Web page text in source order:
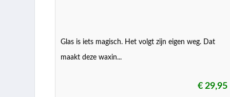
Glas is iets magisch. Het volgt zijn eigen weg. Dat
maakt deze waxin...
€ 29,95